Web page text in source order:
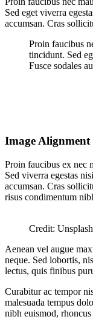
Sed eget viverra
accumsan. Cras
Proin faucibus
tincidunt. Sed
Fusce sodales
Image Alignment
Proin faucibus ex nec
Sed viverra egestas
accumsan. Cras
risus condimentum
Credit: Unsplash
Aenean vel augue
neque. Sed lobortis,
lectus, quis finibus
Curabitur ac tempor
malesuada tempus
nibh euismod,